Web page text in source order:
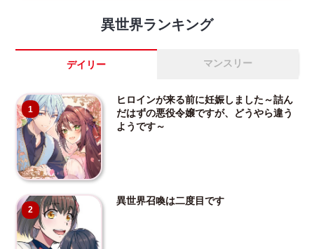
異世界ランキング
デイリー マンスリー
1
ヒロインが来る前に妊娠しました～詰ん
だはずの悪役令嬢ですが、どうやら違う
ようです～
2
異世界召喚は二度目です